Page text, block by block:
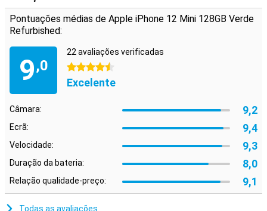
Pontuações médias de Apple iPhone 12 Mini 128GB Verde
Refurbished:
9,0
22 avaliações verificadas
4.5 estrelas
Excelente
Câmara: 9,2
Ecrã: 9,4
Velocidade: 9,3
Duração da bateria: 8,0
Relação qualidade-preço: 9,1
Todas as avaliações